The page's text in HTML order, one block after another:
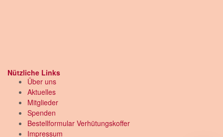
Nützliche Links
Über uns
Aktuelles
Mitglieder
Spenden
Bestellformular Verhütungskoffer
Impressum